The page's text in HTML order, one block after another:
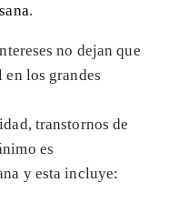
.
no dejan que
los grandes
transtornos de
es
y esta incluye: